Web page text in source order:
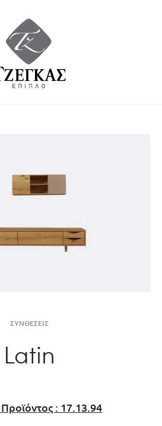
ΣΥΝΘΈΣΕΙΣ
Latin
: 17.13.94